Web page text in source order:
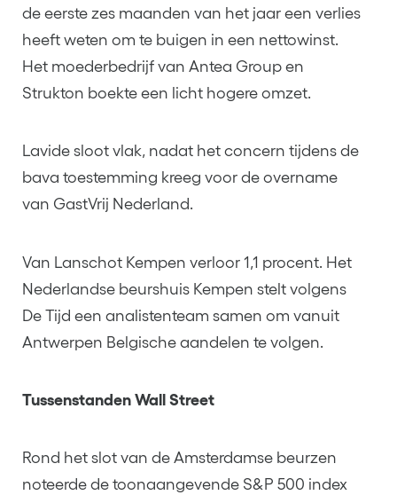
de eerste zes maanden van het jaar een verlies
heeft weten om te buigen in een nettowinst.
Het moederbedrijf van Antea Group en
Strukton boekte een licht hogere omzet.
Lavide sloot vlak, nadat het concern tijdens de
bava toestemming kreeg voor de overname
van GastVrij Nederland.
Van Lanschot Kempen verloor 1,1 procent. Het
Nederlandse beurshuis Kempen stelt volgens
De Tijd een analistenteam samen om vanuit
Antwerpen Belgische aandelen te volgen.
Tussenstanden Wall Street
Rond het slot van de Amsterdamse beurzen
noteerde de toonaangevende S&P 500 index